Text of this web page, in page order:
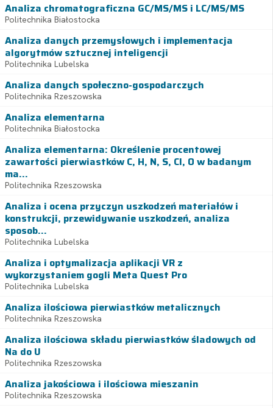
Analiza chromatograficzna GC/MS/MS i LC/MS/MS
Politechnika Białostocka
Analiza danych przemysłowych i implementacja
algorytmów sztucznej inteligencji
Politechnika Lubelska
Analiza danych społeczno-gospodarczych
Politechnika Rzeszowska
Analiza elementarna
Politechnika Białostocka
Analiza elementarna: Określenie procentowej
zawartości pierwiastków C, H, N, S, Cl, O w badanym
ma...
Politechnika Rzeszowska
Analiza i ocena przyczyn uszkodzeń materiałów i
konstrukcji, przewidywanie uszkodzeń, analiza
sposob...
Politechnika Lubelska
Analiza i optymalizacja aplikacji VR z
wykorzystaniem gogli Meta Quest Pro
Politechnika Lubelska
Analiza ilościowa pierwiastków metalicznych
Politechnika Rzeszowska
Analiza ilościowa składu pierwiastków śladowych od
Na do U
Politechnika Rzeszowska
Analiza jakościowa i ilościowa mieszanin
Politechnika Rzeszowska